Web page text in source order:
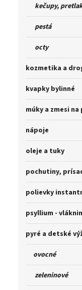
kečupy,
pestá
octy
kozmetika a
kvapky bylinné
múky a zmesi na
nápoje
oleje a tuky
pochutiny,
polievky
psyllium -
pyré a detské
ovocné
zeleninové